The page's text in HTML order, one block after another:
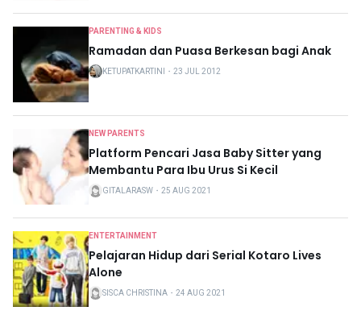
PARENTING & KIDS
Ramadan dan Puasa Berkesan bagi Anak
KETUPATKARTINI ・ 23 JUL 2012
NEW PARENTS
Platform Pencari Jasa Baby Sitter yang
Membantu Para Ibu Urus Si Kecil
GITALARASW ・ 25 AUG 2021
ENTERTAINMENT
Pelajaran Hidup dari Serial Kotaro Lives
Alone
SISCA CHRISTINA ・ 24 AUG 2021